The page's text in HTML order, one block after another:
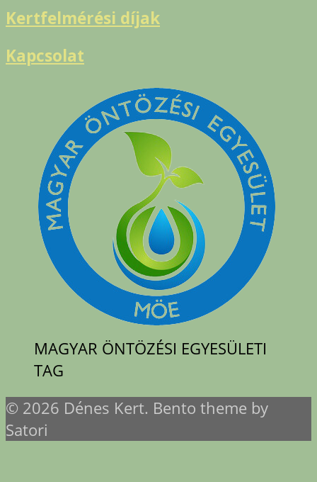
Kertfelmérési díjak
Kapcsolat
MAGYAR ÖNTÖZÉSI EGYESÜLETI
TAG
© 2026 Dénes Kert. Bento theme by
Satori